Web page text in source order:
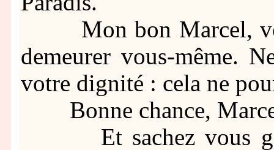
Mon bon Marcel,
demeurer vous-même.
votre dignité : cela ne
Bonne chance,
Et sachez vous